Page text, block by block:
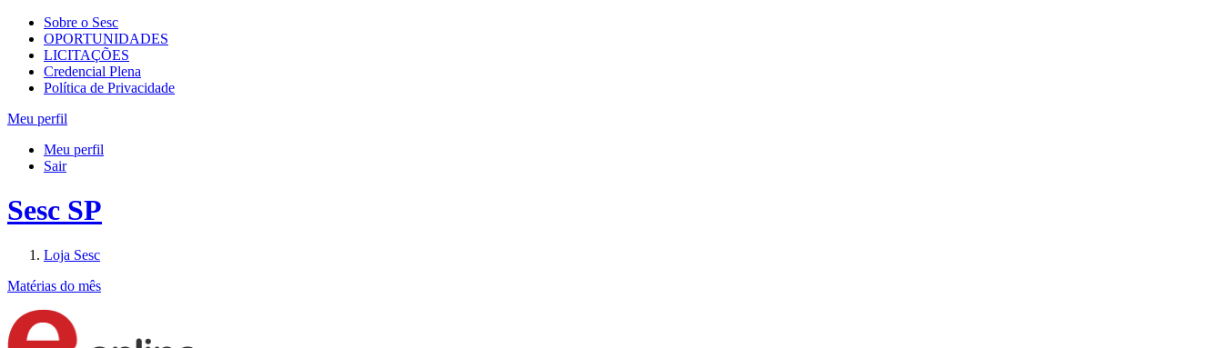
Sobre o Sesc
OPORTUNIDADES
LICITAÇÕES
Credencial Plena
Política de Privacidade
Meu perfil
Meu perfil
Sair
Sesc SP
Loja Sesc
Matérias do mês